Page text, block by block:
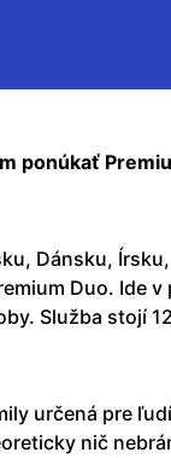
ponúkať
Dánsku,
Duo. Ide
Služba stojí
určená pre
nič